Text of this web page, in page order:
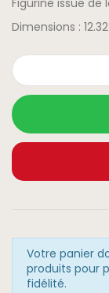
Dimensions :
Votre panier
produits pour
fidélité.